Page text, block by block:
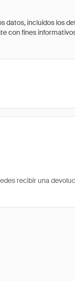
datos, incluidos los
con fines
recibir una